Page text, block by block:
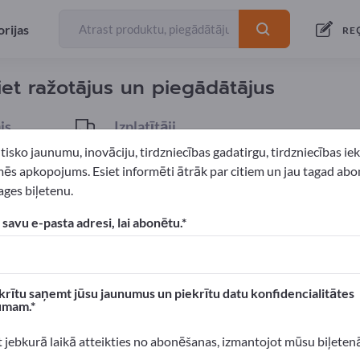
ražotājus un piegādātājus
Izplatītāji
1
izstrādājumi
kontakti >> sāciet šeit
produktus Exportpages.
>> publicējiet šeit
jaunumu, inovāciju, tirdzniecības gadatirgu, tirdzniecības
apkopojums. Esiet informēti ātrāk par citiem un jau tagad
biļetenu.
e-pasta adresi, lai abonētu.
saņemt jūsu jaunumus un piekrītu datu konfidencialitātes
jebkurā laikā atteikties no abonēšanas, izmantojot mūsu